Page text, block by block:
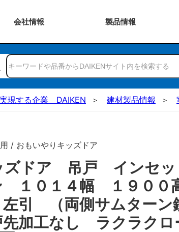
会社情報 製品情報
実現する企業 DAIKEN 建材製品情報
/ おもいやりキッズドア
ズドア 吊戸 インセ
１０１４幅 １９００
引 （両側サムターン
加工なし ラクラクロ